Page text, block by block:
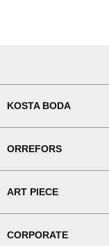
KOSTA BODA
ORREFORS
ART PIECE
CORPORATE